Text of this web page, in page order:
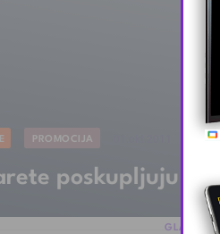
PROMOCIJA
poskupljuju od
GLAS